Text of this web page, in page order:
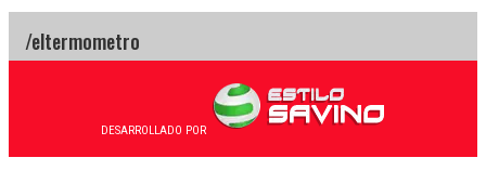
DESARROLLADO POR